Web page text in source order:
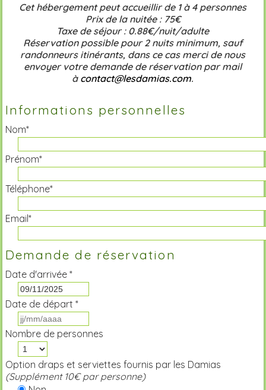
Cet hébergement peut accueillir de 1 à 4 personnes
Prix de la nuitée : 75€
Taxe de séjour : 0.88€/nuit/adulte
Réservation possible pour 2 nuits minimum, sauf
randonneurs itinérants, dans ce cas merci de nous
envoyer votre demande de réservation par mail
à contact@lesdamias.com.
Informations personnelles
Nom*
Prénom*
Téléphone*
Email*
Demande de réservation
Date d'arrivée *
Date de départ *
Nombre de personnes
Option draps et serviettes fournis par les Damias
(Supplément 10€ par personne)